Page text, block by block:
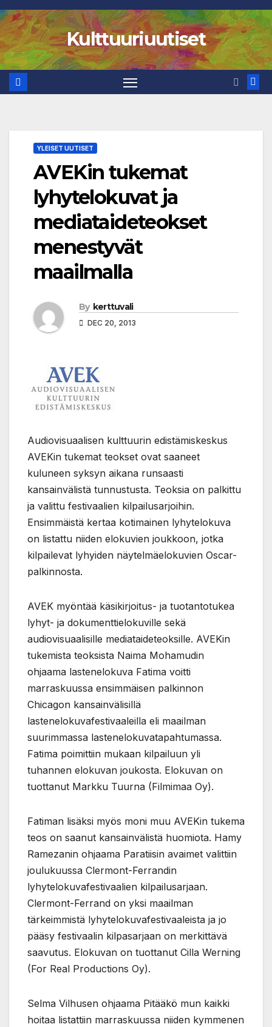
Skip
to
content
Kulttuuriuutiset
YLEISET UUTISET
AVEKin tukemat
lyhytelokuvat ja
mediataideteokset
menestyvät
maailmalla
By kerttuvali
DEC 20, 2013
Audiovisuaalisen kulttuurin edistämiskeskus
AVEKin tukemat teokset ovat saaneet
kuluneen syksyn aikana runsaasti
kansainvälistä tunnustusta. Teoksia on palkittu
ja valittu festivaalien kilpailusarjoihin.
Ensimmäistä kertaa kotimainen lyhytelokuva
on listattu niiden elokuvien joukkoon, jotka
kilpailevat lyhyiden näytelmäelokuvien Oscar-
palkinnosta.
AVEK myöntää käsikirjoitus- ja tuotantotukea
lyhyt- ja dokumenttielo­kuville sekä
audiovisuaalisille mediataideteoksille. AVEKin
tukemista teoksista Naima Mohamudin
ohjaama lastenelokuva Fatima voitti
marraskuussa ensimmäisen palkinnon
Chicagon kansainvälisillä
lastenelokuvafestivaaleilla eli maailman
suurimmassa lastenelokuvatapahtumassa.
Fatima poimittiin mukaan kilpailuun yli
tuhannen elokuvan joukosta. Elokuvan on
tuottanut Markku Tuurna (Filmimaa Oy).
Fatiman lisäksi myös moni muu AVEKin tukema
teos on saanut kansainvälistä huomiota. Hamy
Ramezanin ohjaama Paratiisin avaimet valittiin
joulukuussa Clermont-Ferrandin
lyhytelokuvafestivaalien kilpailusarjaan.
Clermont-Ferrand on yksi maailman
tärkeimmistä lyhytelokuvafestivaaleista ja jo
pääsy festivaalin kilpasarjaan on merkittävä
saavutus. Elokuvan on tuottanut Cilla Werning
(For Real Productions Oy).
Selma Vilhusen ohjaama Pitääkö mun kaikki
hoitaa listattiin marraskuussa niiden kymmenen